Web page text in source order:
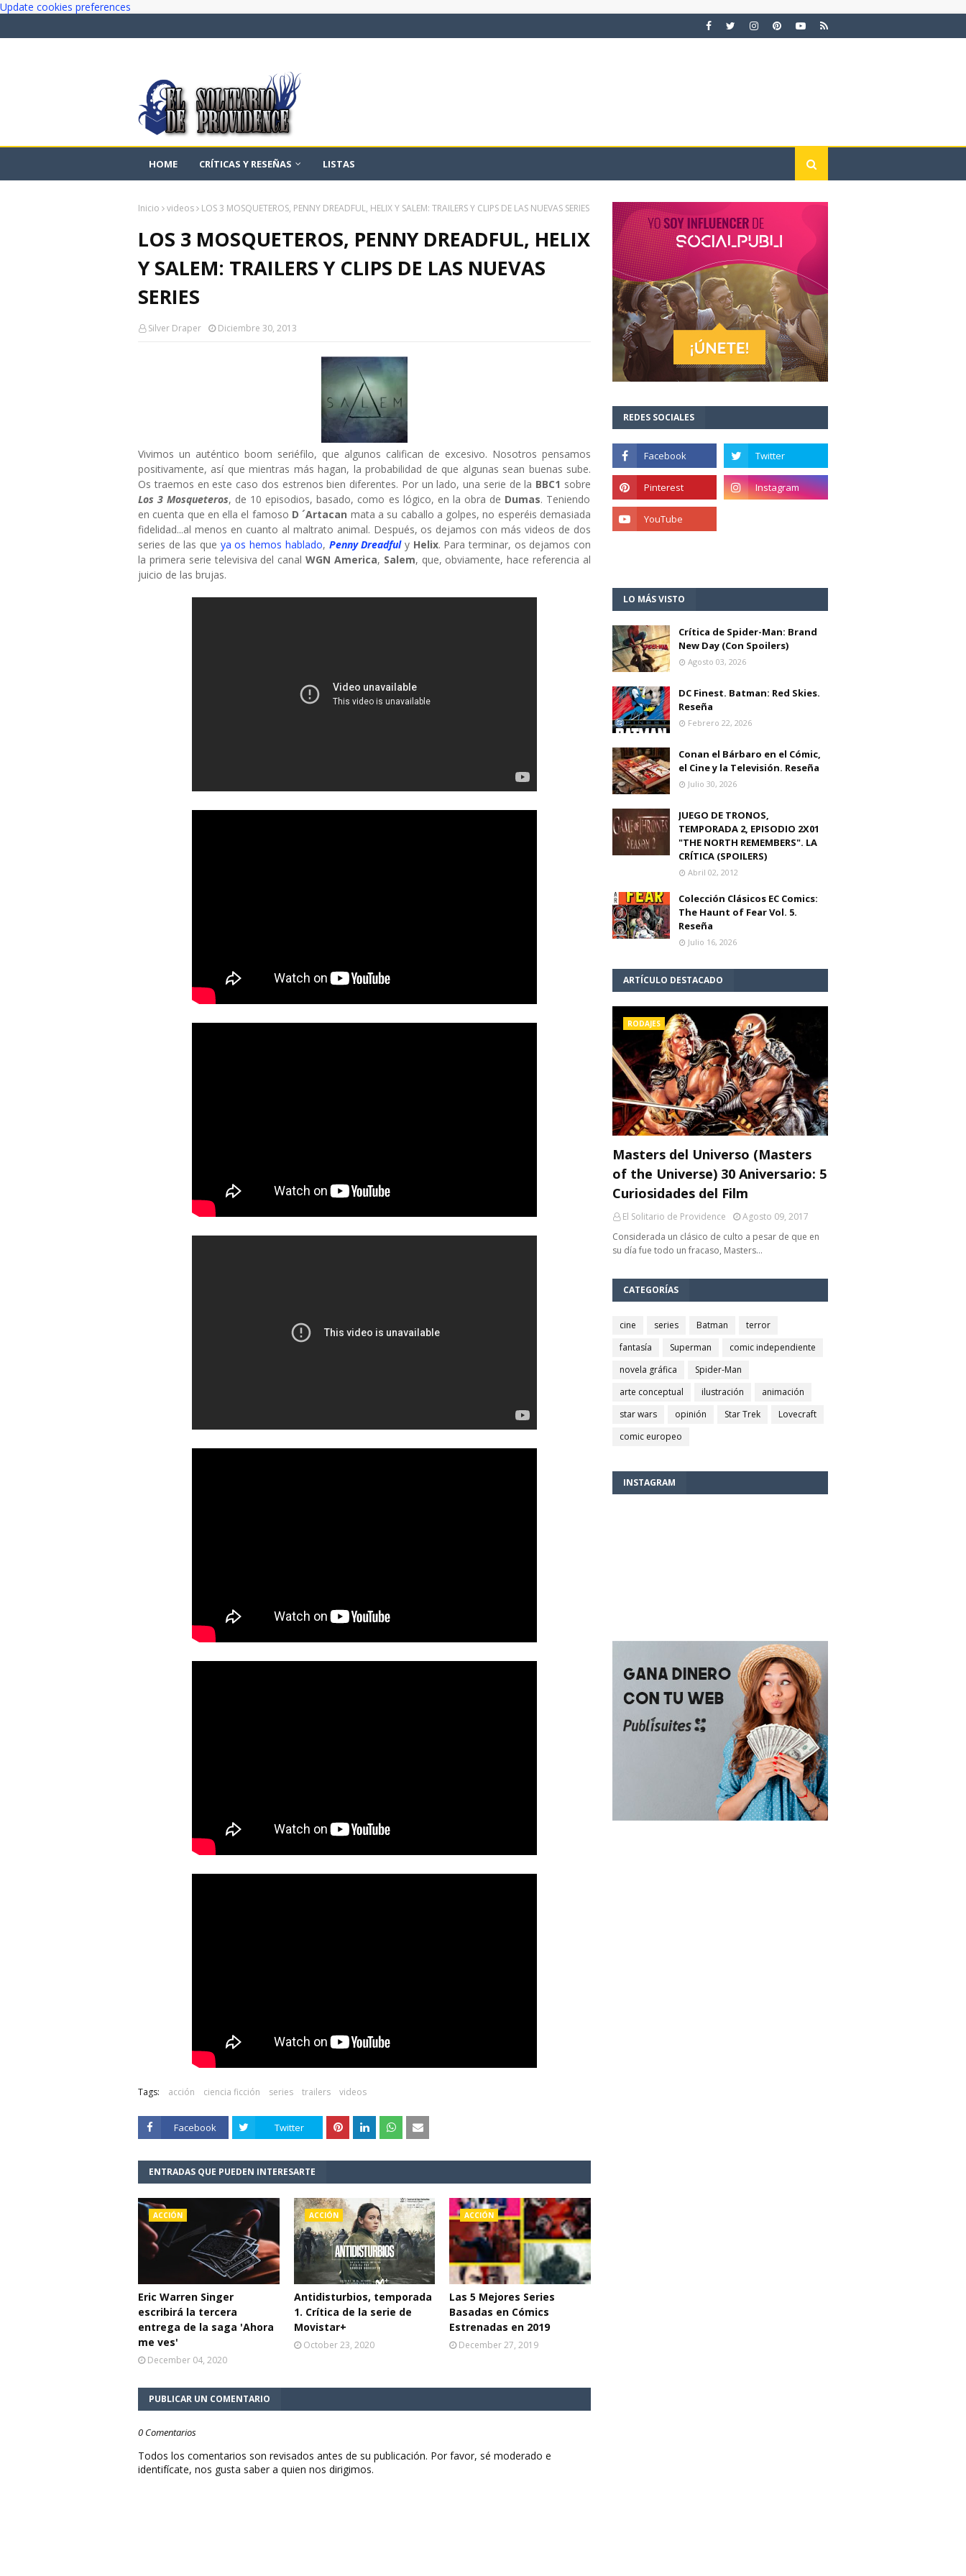
Update cookies preferences
HOME CRÍTICAS Y RESEÑAS LISTAS
Inicio videos LOS 3 MOSQUETEROS, PENNY DREADFUL, HELIX Y SALEM: TRAILERS Y CLIPS DE LAS NUEVAS SERIES
LOS 3 MOSQUETEROS, PENNY DREADFUL, HELIX
Y SALEM: TRAILERS Y CLIPS DE LAS NUEVAS
SERIES
Silver Draper Diciembre 30, 2013
Vivimos un auténtico boom seriéfilo, que algunos califican de excesivo. Nosotros pensamos
positivamente, así que mientras más hagan, la probabilidad de que algunas sean buenas sube.
Os traemos en este caso dos estrenos bien diferentes. Por un lado, una serie de la BBC1 sobre
Los 3 Mosqueteros, de 10 episodios, basado, como es lógico, en la obra de Dumas. Teniendo
en cuenta que en ella el famoso D ´Artacan mata a su caballo a golpes, no esperéis demasiada
fidelidad...al menos en cuanto al maltrato animal. Después, os dejamos con más videos de dos
series de las que ya os hemos hablado, Penny Dreadfuly Helix. Para terminar, os dejamos con
la primera serie televisiva del canalWGN America, Salem, que, obviamente, hace referencia al
juicio de las brujas.
Tags: acción ciencia ficción series trailers videos
Facebook Twitter
ENTRADAS QUE PUEDEN INTERESARTE
ACCIÓN
Eric Warren Singer
escribirá la tercera
entrega de la saga 'Ahora
me ves'
December 04, 2020
ACCIÓN
Antidisturbios, temporada
1. Crítica de la serie de
Movistar+
October 23, 2020
ACCIÓN
Las 5 Mejores Series
Basadas en Cómics
Estrenadas en 2019
December 27, 2019
PUBLICAR UN COMENTARIO
0 Comentarios
Todos los comentarios son revisados antes de su publicación. Por favor, sé moderado e
identifícate, nos gusta saber a quien nos dirigimos.
REDES SOCIALES
LO MÁS VISTO
Crítica de Spider-Man: Brand
New Day (Con Spoilers)
Agosto 03, 2026
DC Finest. Batman: Red Skies.
Reseña
Febrero 22, 2026
Conan el Bárbaro en el Cómic,
el Cine y la Televisión. Reseña
Julio 30, 2026
JUEGO DE TRONOS,
TEMPORADA 2, EPISODIO 2X01
"THE NORTH REMEMBERS". LA
CRÍTICA (SPOILERS)
Abril 02, 2012
Colección Clásicos EC Comics:
The Haunt of Fear Vol. 5.
Reseña
Julio 16, 2026
ARTÍCULO DESTACADO
RODAJES
Masters del Universo (Masters
of the Universe) 30 Aniversario: 5
Curiosidades del Film
El Solitario de Providence
Agosto 09, 2017
Considerada un clásico de culto a pesar de que en
su día fue todo un fracaso, Masters…
CATEGORÍAS
cine series Batman
terror
fantasía
Superman
comic independiente
novela gráfica
Spider-Man
arte conceptual
ilustración
animación
star wars
opinión Star Trek
Lovecraft
comic europeo
INSTAGRAM